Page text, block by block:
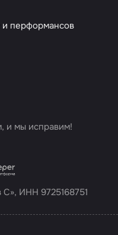
и перформансов
и мы исправим!
ИНН 9725168751